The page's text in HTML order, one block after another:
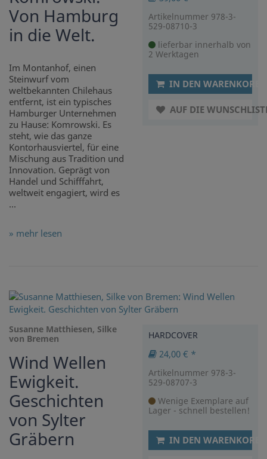
Von Hamburg
in die Welt.
Im Montanhof, einen
Steinwurf vom
weltbekannten Chilehaus
entfernt, ist ein typisches
Hamburger Unternehmen
zu Hause: Komrowski. Es
steht, wie das ganze
Kontorhausviertel, für eine
Mischung aus Tradition und
Innovation. Geprägt von
Handel und Schifffahrt,
weltweit engagiert, wird es
...
» mehr lesen
Artikelnummer 978-3-
529-08710-3
lieferbar innerhalb von
2 Werktagen
IN DEN WARENKORB
AUF DIE
Susanne Matthiesen, Silke
von Bremen
Wind Wellen
Ewigkeit.
Geschichten
von Sylter
Gräbern
HARDCOVER
24,00 € *
Artikelnummer 978-3-
529-08707-3
Wenige Exemplare auf
Lager - schnell bestellen!
IN DEN WARENKORB